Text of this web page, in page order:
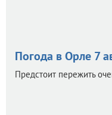
Погода в Орле 7
Предстоит пережить